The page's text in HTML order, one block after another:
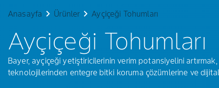
Anasayfa keyboard_arrow_right Ürünler keyboard_arrow_rightAyçiçeği Tohumları
Ayçiçeği Tohumları
Bayer, ayçiçeği yetiştiricilerinin verim potansiyelini
teknolojilerinden entegre bitki koruma çözümlerine ve